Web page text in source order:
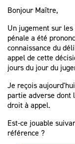
Bonjour Maître,
Un jugement sur
pénale a été
connaissance du
appel de cette
jours du jour du
Je reçois
partie adverse dont
droit à appel.
Est-ce jouable
référence ?